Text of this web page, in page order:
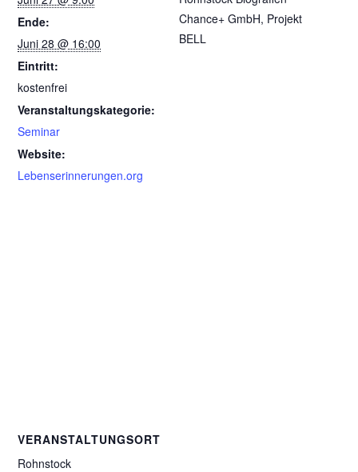
Ende:
Juni 28 @ 16:00
Eintritt:
kostenfrei
Veranstaltungskategorie:
Seminar
Website:
Lebenserinnerungen.org
Chance+ GmbH, Projekt
BELL
VERANSTALTUNGSORT
Rohnstock